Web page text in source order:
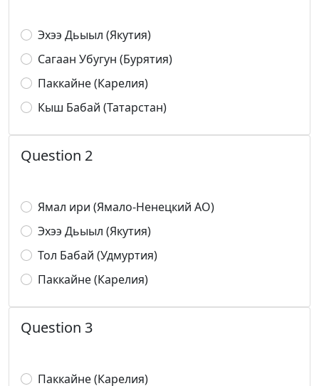
Эхээ Дьыыл (Якутия)
Сагаан Убугун (Бурятия)
Паккайне (Карелия)
Кыш Бабай (Татарстан)
Question 2
Ямал ири (Ямало-Ненецкий АО)
Эхээ Дьыыл (Якутия)
Тол Бабай (Удмуртия)
Паккайне (Карелия)
Question 3
Паккайне (Карелия)